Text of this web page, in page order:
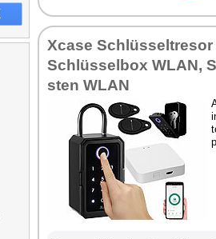
Xca­se Schlüssel­tre­sor
Schlüssel­box WLAN,
sten WLAN